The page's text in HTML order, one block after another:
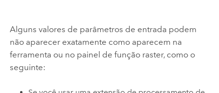
Alguns valores de parâmetros de entrada podem
não aparecer exatamente como aparecem na
ferramenta ou no painel de função raster, como o
seguinte: